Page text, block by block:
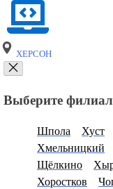
ХЕРСОН
Выберите
Шпола Хуст
Хмельницкий
Щёлкино
Хоростков